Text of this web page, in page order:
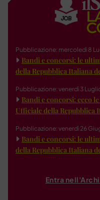
Pubblicazione: mercoledì 8
Bandi e concorsi: le
della Repubblica Italiana
Pubblicazione: venerdì 3
Bandi e concorsi: ecco
Ufficiale della Repubblica
Pubblicazione: venerdì 26
Bandi e concorsi: le
della Repubblica Italiana
Entra